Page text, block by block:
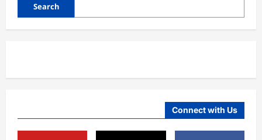
Search
Connect with Us
آمریکا